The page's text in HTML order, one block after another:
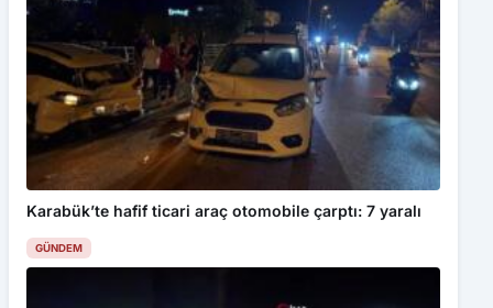
Karabük’te hafif ticari araç otomobile çarptı: 7 yaralı
GÜNDEM